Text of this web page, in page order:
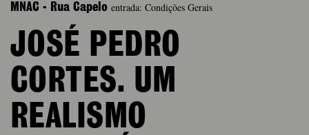
MNAC - Rua Capelo entrada: Condições Gerais
JOSÉ PEDRO
CORTES. UM
REALISMO